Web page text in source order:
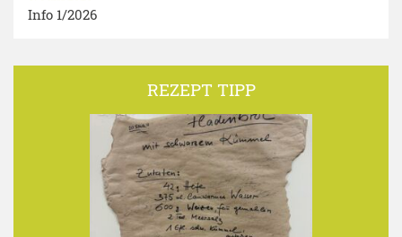
Info 1/2026
REZEPT TIPP